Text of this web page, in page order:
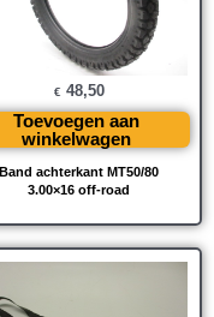
Band achterkant MT50/80
3.00×16 off-road
€ 48,50
Toevoegen aan
winkelwagen